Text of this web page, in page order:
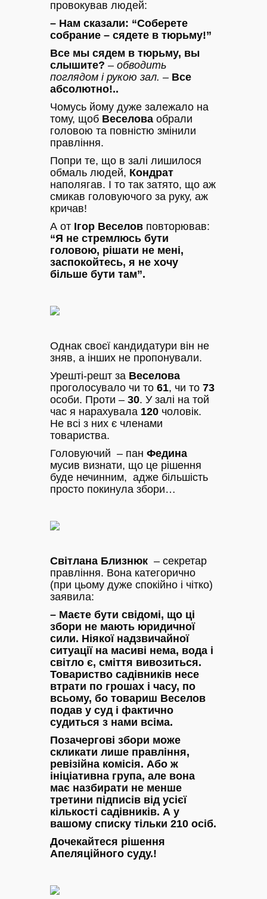
провокував людей:
– Нам сказали: “Соберете
собрание – сядете в тюрьму!”
Все мы сядем в тюрьму, вы
слышите? – обводить
поглядом і рукою зал. – Все
абсолютно!..
Чомусь йому дуже залежало на
тому, щоб Веселова обрали
головою та повністю змінили
правління.
Попри те, що в залі лишилося
обмаль людей, Кондрат
наполягав. І то так затято, що аж
смикав головуючого за руку, аж
кричав!
А от Ігор Веселов повторював:
“Я не стремлюсь бути
головою, рішати не мені,
заспокойтесь, я не хочу
більше бути там”.
Однак своєї кандидатури він не
зняв, а інших не пропонували.
Урешті-решт за Веселова
проголосувало чи то 61, чи то 73
особи. Проти – 30. У залі на той
час я нарахувала 120 чоловік.
Не всі з них є членами
товариства.
Головуючий – пан Федина
мусив визнати, що це рішення
буде нечинним, адже більшість
просто покинула збори…
Світлана Близнюк – секретар
правління. Вона категорично
(при цьому дуже спокійно і чітко)
заявила:
– Маєте бути свідомі, що ці
збори не мають юридичної
сили. Ніякої надзвичайної
ситуації на масиві нема, вода і
світло є, сміття вивозиться.
Товариство садівників несе
втрати по грошах і часу, по
всьому, бо товариш Веселов
подав у суд і фактично
судиться з нами всіма.
Позачергові збори може
скликати лише правління,
ревізійна комісія. Або ж
ініціативна група, але вона
має назбирати не менше
третини підписів від усієї
кількості садівників. А у
вашому списку тільки 210 осіб.
Дочекайтеся рішення
Апеляційного суду.!